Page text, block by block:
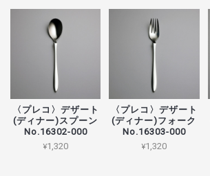
〈プレコ〉デザート
(ディナー)スプーン
No.16302-000
¥1,320
〈プレコ〉デザート
(ディナー)フォーク
No.16303-000
¥1,320